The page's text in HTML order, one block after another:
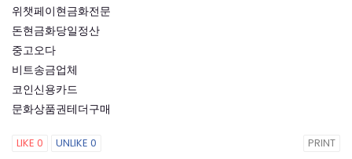
위챗페이현금화전문
돈현금화당일정산
중고오다
비트송금업체
코인신용카드
문화상품권테더구매
LIKE 0 UNLIKE 0 PRINT